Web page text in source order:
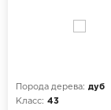
Порода дерева: дуб
Класс: 43